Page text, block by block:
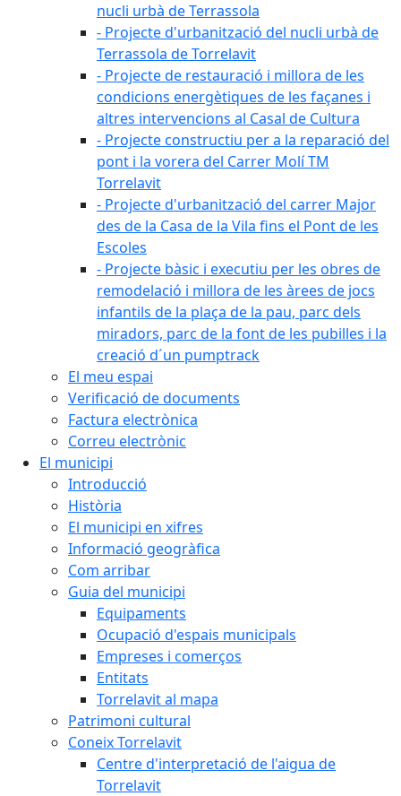
nucli urbà de Terrassola
- Projecte d'urbanització del nucli urbà de
Terrassola de Torrelavit
- Projecte de restauració i millora de les
condicions energètiques de les façanes i
altres intervencions al Casal de Cultura
- Projecte constructiu per a la reparació del
pont i la vorera del Carrer Molí TM
Torrelavit
- Projecte d'urbanització del carrer Major
des de la Casa de la Vila fins el Pont de les
Escoles
- Projecte bàsic i executiu per les obres de
remodelació i millora de les àrees de jocs
infantils de la plaça de la pau, parc dels
miradors, parc de la font de les pubilles i la
creació d´un pumptrack
El meu espai
Verificació de documents
Factura electrònica
Correu electrònic
El municipi
Introducció
Història
El municipi en xifres
Informació geogràfica
Com arribar
Guia del municipi
Equipaments
Ocupació d'espais municipals
Empreses i comerços
Entitats
Torrelavit al mapa
Patrimoni cultural
Coneix Torrelavit
Centre d'interpretació de l'aigua de
Torrelavit